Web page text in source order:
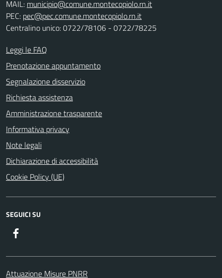
MAIL: municipio@comune.montecopiolo.rn.it
PEC: pec@pec.comune.montecopiolo.rn.it
Centralino unico: 0722/78106 - 0722/78225
Leggi le FAQ
Prenotazione appuntamento
Segnalazione disservizio
Richiesta assistenza
Amministrazione trasparente
Informativa privacy
Note legali
Dichiarazione di accessibilità
Cookie Policy (UE)
SEGUICI SU
Attuazione Misure PNRR